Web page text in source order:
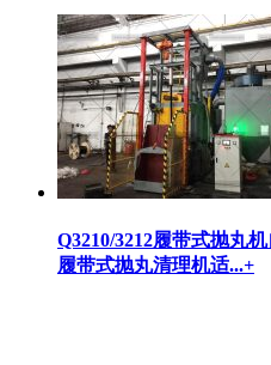
Q3210/3212履带式抛丸
履带式抛丸清理机适...+